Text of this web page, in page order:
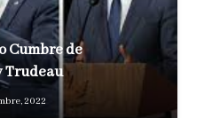
Cumbre de
Trudeau
2022